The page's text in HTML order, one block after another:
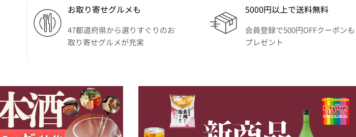
お取り寄せグルメも
47都道府県から選りすぐりのお
取り寄せグルメが充実
5000円以上で送料無料
会員登録で500円OFFクーポンも
プレゼント
をみる